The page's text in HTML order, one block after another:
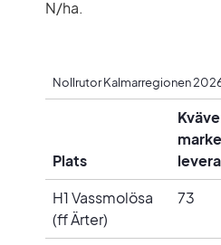
N/ha.
Nollrutor Kalmarregionen
Plats
H1 Vassmolösa
(ff Ärter)
73